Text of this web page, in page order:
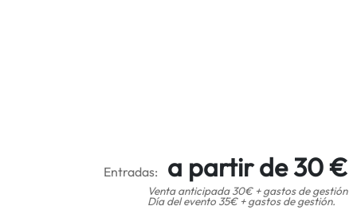
Entradas: a partir de 30 €
Venta anticipada 30€ + gastos de gestión
Día del evento 35€ + gastos de gestión.